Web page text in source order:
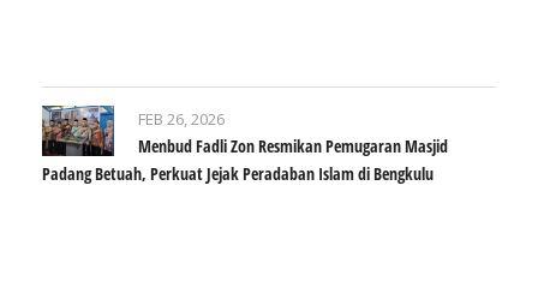
FEB 26, 2026
Menbud Fadli Zon Resmikan Pemugaran Masjid
Padang Betuah, Perkuat Jejak Peradaban Islam di Bengkulu